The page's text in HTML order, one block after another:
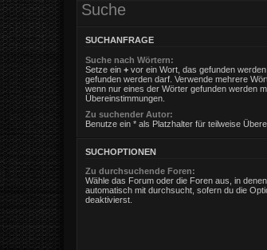
Suche
SUCHANFRAGE
Suche nach Wörtern:
Setze ein + vor ein Wort, das gefunden
gefunden werden darf. Verwende mehrere
wenn nur eines der Wörter gefunden werden
Übereinstimmungen.
Zu suchender Autor:
Benutze ein * als Platzhalter für teilweise
SUCHOPTIONEN
Zu durchsuchende Foren:
Wähle das Forum oder die Foren aus, in
automatisch mit durchsucht, sofern du die
deaktivierst.